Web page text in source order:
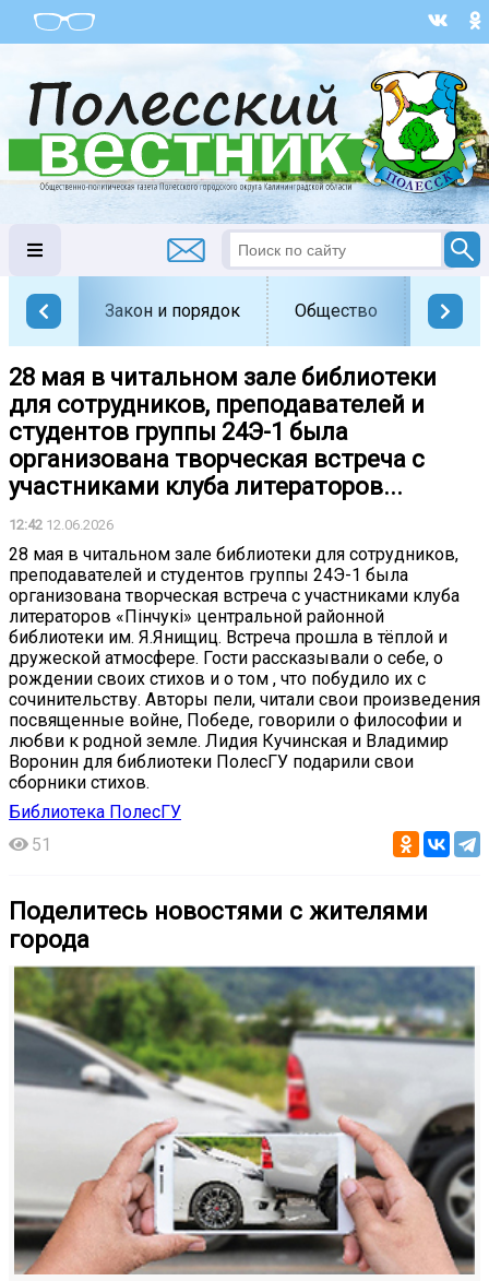
Закон и порядок Общество
28 мая в читальном зале библиотеки
для сотрудников, преподавателей и
студентов группы 24Э-1 была
организована творческая встреча с
участниками клуба литераторов...
12:42 12.06.2026
28 мая в читальном зале библиотеки для сотрудников,
преподавателей и студентов группы 24Э-1 была
организована творческая встреча с участниками клуба
литераторов «Пiнчукi» центральной районной
библиотеки им. Я.Янищиц. Встреча прошла в тёплой и
дружеской атмосфере. Гости рассказывали о себе, о
рождении своих стихов и о том , что побудило их с
сочинительству. Авторы пели, читали свои произведения
посвященные войне, Победе, говорили о философии и
любви к родной земле. Лидия Кучинская и Владимир
Воронин для библиотеки ПолесГУ подарили свои
сборники стихов.
Библиотека ПолесГУ
51
Поделитесь новостями с жителями
города